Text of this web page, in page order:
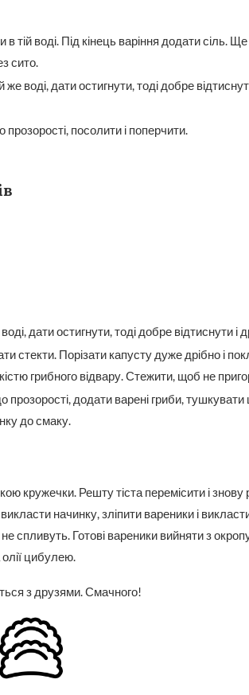
тій воді. Під кінець варіння додати сіль.
сито.
воді, дати остигнути, тоді добре
посолити і поперчити.
дати остигнути, тоді добре відтиснути і
Порізати капусту дуже дрібно і
грибного відвару. Стежити, щоб не
прозорості, додати варені гриби,
до смаку.
кружечки. Решту тіста перемісити і знову
начинку, зліпити вареники і
спливуть. Готові вареники вийняти з
цибулею.
з друзями. Смачного!